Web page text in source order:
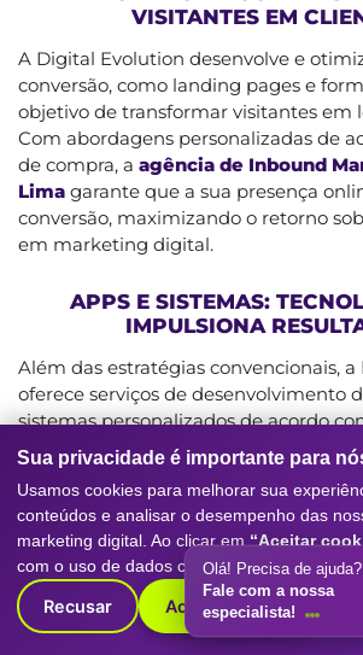
VISITANTES EM
A Digital Evolution desenvolve e
conversão, como landing pages e
objetivo de transformar visitantes em
Com abordagens personalizadas de
de compra, a agência de Inbound
Lima garante que a sua presença
conversão, maximizando o retorno
em marketing digital.
APPS E SISTEMAS:
IMPULSIONA
Além das estratégias convencionais,
oferece serviços de desenvolvimento
sistemas personalizados de acordo
do seu negócio. Com soluções
agência de Inbound Marketing em
aprimora a experiência do usuário,
internos e amplia as oportunidades
público-alvo.
CAMPANHAS DE REDES
ENGAJAMENTO PARA A
Sua privacidade é importante para
Usamos cookies para melhorar sua
conteúdos e analisar o desempenho das
marketing digital. Ao clicar em “Aceitar
com o uso de dados conforme nossa
Recusar Aceitar cookies
Olá! Precisa de ajuda?
Fale com a nossa
especialista!